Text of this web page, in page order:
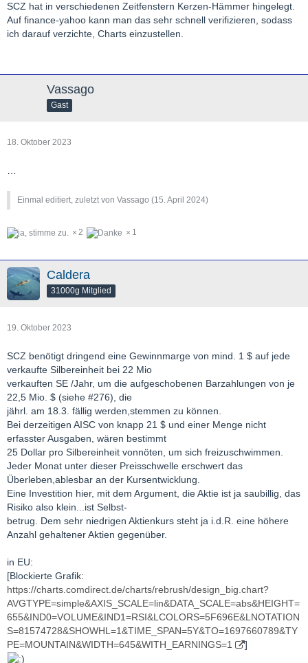
SCZ hat in verschiedenen Zeitfenstern Kerzen-Hämmer hingelegt.
Auf finance-yahoo kann man das sehr schnell verifizieren, sodass
ich darauf verzichte, Charts einzustellen.
Vassago
Gast
18. Oktober 2023
…
Einmal editiert, zuletzt von Vassago (15. April 2024)
2 1
Caldera
31000g Mitglied
19. Oktober 2023
SCZ benötigt dringend eine Gewinnmarge von mind. 1 $ auf jede
verkaufte Silbereinheit bei 22 Mio
verkauften SE /Jahr, um die aufgeschobenen Barzahlungen von je
22,5 Mio. $ (siehe #276), die
jährl. am 18.3. fällig werden,stemmen zu können.
Bei derzeitigen AISC von knapp 21 $ und einer Menge nicht
erfasster Ausgaben, wären bestimmt
25 Dollar pro Silbereinheit vonnöten, um sich freizuschwimmen.
Jeder Monat unter dieser Preisschwelle erschwert das
Überleben,ablesbar an der Kursentwicklung.
Eine Investition hier, mit dem Argument, die Aktie ist ja saubillig, das
Risiko also klein...ist Selbst-
betrug. Dem sehr niedrigen Aktienkurs steht ja i.d.R. eine höhere
Anzahl gehaltener Aktien gegenüber.
in EU:
[Blockierte Grafik:
https://charts.comdirect.de/charts/rebrush/design_big.chart?
AVGTYPE=simple&AXIS_SCALE=lin&DATA_SCALE=abs&HEIGHT=
655&IND0=VOLUME&IND1=RSI&LCOLORS=5F696E&LNOTATION
S=81574728&SHOWHL=1&TIME_SPAN=5Y&TO=1697660789&TY
PE=MOUNTAIN&WIDTH=645&WITH_EARNINGS=1
]